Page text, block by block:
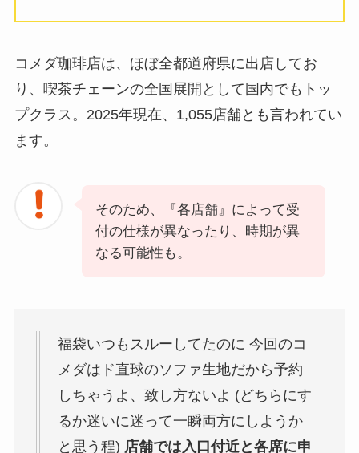
コメダ珈琲店は、ほぼ全都道府県に出店してお
り、喫茶チェーンの全国展開として国内でもトッ
プクラス。2025年現在、1,055店舗とも言われてい
ます。
そのため、『各店舗』によって受
付の仕様が異なったり、時期が異
なる可能性も。
福袋いつもスルーしてたのに 今回のコ
メダはド直球のソファ生地だから予約
しちゃうよ、致し方ないよ (どちらにす
るか迷いに迷って一瞬両方にしようか
と思う程) 店舗では入口付近と各席に申